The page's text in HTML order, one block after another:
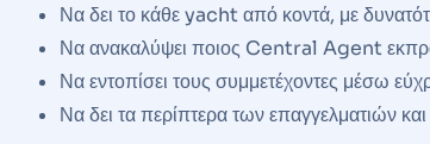
Να δει το κάθε yacht από κοντά, με
Να ανακαλύψει ποιος Central Agent
Να εντοπίσει τους συμμετέχοντες μέσω
Να δει τα περίπτερα των επαγγελματιών